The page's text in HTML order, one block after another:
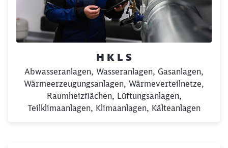
H K L S
Abwasseranlagen, Wasseranlagen, Gasanlagen,
Wärmeerzeugungsanlagen, Wärmeverteilnetze,
Raumheizflächen, Lüftungsanlagen,
Teilklimaanlagen, Klimaanlagen, Kälteanlagen